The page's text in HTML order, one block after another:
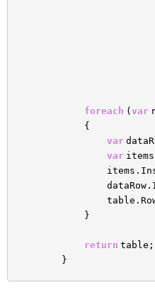
foreach ( var
{
var
var
}
return table;
}